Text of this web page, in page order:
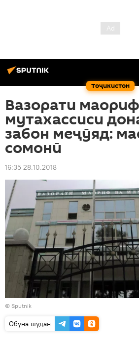
Тоҷикистон
Вазорати маориф
мутахассиси
забон меҷӯяд:
сомонӣ
16:35 28.10.2018
© Sputnik
Обуна шудан